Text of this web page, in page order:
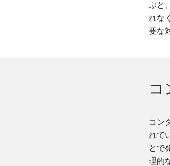
ぶと
れな
要な
コ
コン
れて
とで
理的